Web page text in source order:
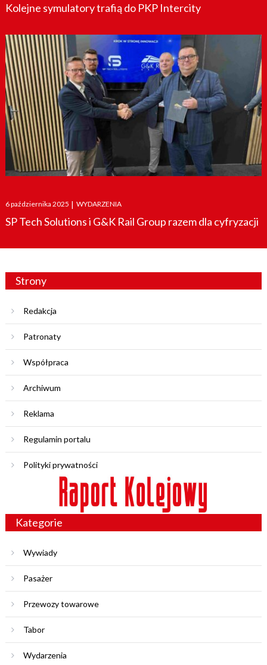
Kolejne symulatory trafią do PKP Intercity
Posted
on
6 października 2025 | WYDARZENIA
SP Tech Solutions i G&K Rail Group razem dla cyfryzacji
Strony
Redakcja
Patronaty
Współpraca
Archiwum
Reklama
Regulamin portalu
Polityki prywatności
Kategorie
Wywiady
Pasażer
Przewozy towarowe
Tabor
Wydarzenia